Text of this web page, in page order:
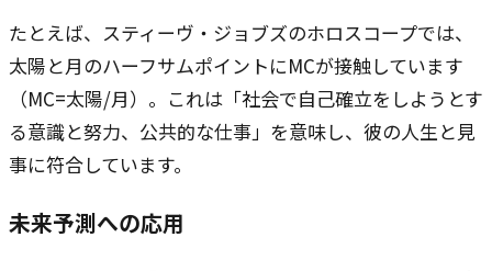
たとえば、スティーヴ・ジョブズのホロスコープでは、
太陽と月のハーフサムポイントにMCが接触しています
（MC=太陽/月）。これは「社会で自己確立をしようとす
る意識と努力、公共的な仕事」を意味し、彼の人生と見
事に符合しています。
未来予測への応用